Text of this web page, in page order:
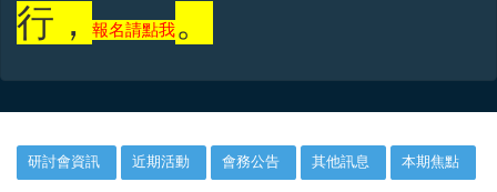
行，報名請點我。
研討會資訊 近期活動 會務公告 其他訊息 本期焦點